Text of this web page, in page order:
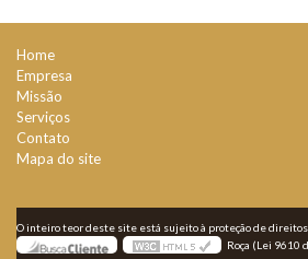
Home
Empresa
Missão
Serviços
Contato
Mapa do site
O inteiro teor deste site está sujeito à proteção de
Roça (Lei 9610